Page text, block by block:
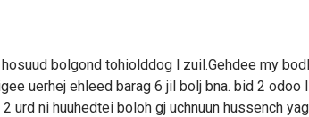
hosuud bolgond tohiolddog l zuil.Gehdee my
uerhej ehleed barag 6 jil bolj bna. bid 2 odoo
urd ni huuhedtei boloh gj uchnuun hussench